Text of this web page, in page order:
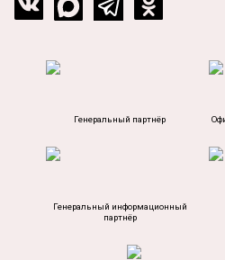
Генеральный партнёр
Генеральный информационный
партнёр